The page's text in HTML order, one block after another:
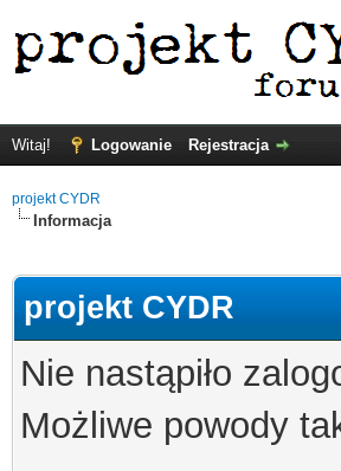
Witaj! Logowanie Rejestracja
projekt CYDR
Informacja
projekt CYDR
Nie nastąpiło
Możliwe powody